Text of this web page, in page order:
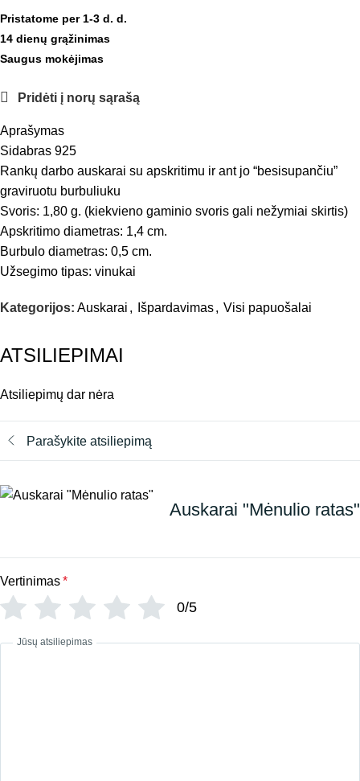
Pristatome per 1-3 d. d.
14 dienų grąžinimas
Saugus mokėjimas
Pridėti į norų sąrašą
Aprašymas
Sidabras 925
Rankų darbo auskarai su apskritimu ir ant jo “besisupančiu”
graviruotu burbuliuku
Svoris: 1,80 g. (kiekvieno gaminio svoris gali nežymiai skirtis)
Apskritimo diametras: 1,4 cm.
Burbulo diametras: 0,5 cm.
Užsegimo tipas: vinukai
Kategorijos: Auskarai , Išpardavimas, Visi papuošalai
ATSILIEPIMAI
Atsiliepimų dar nėra
Parašykite atsiliepimą
Auskarai "Mėnulio ratas"
Vertinimas*
0/5
Jūsų atsiliepimas